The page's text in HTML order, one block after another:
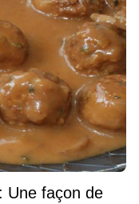
Une façon de